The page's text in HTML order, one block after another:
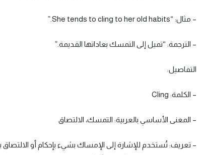
– مثال: “She tends to cling to her old habits.”
– الترجمة: “تميل إلى التمسك بعاداتها القديمة.”
التفاصيل:
– الكلمة: Cling
– المعنى الأساسي بالعربية: التمسك، الالتصاق
– تعريف: تُستخدم للإشارة إلى الإمساك بشيء بإحكام أو الالتصاق